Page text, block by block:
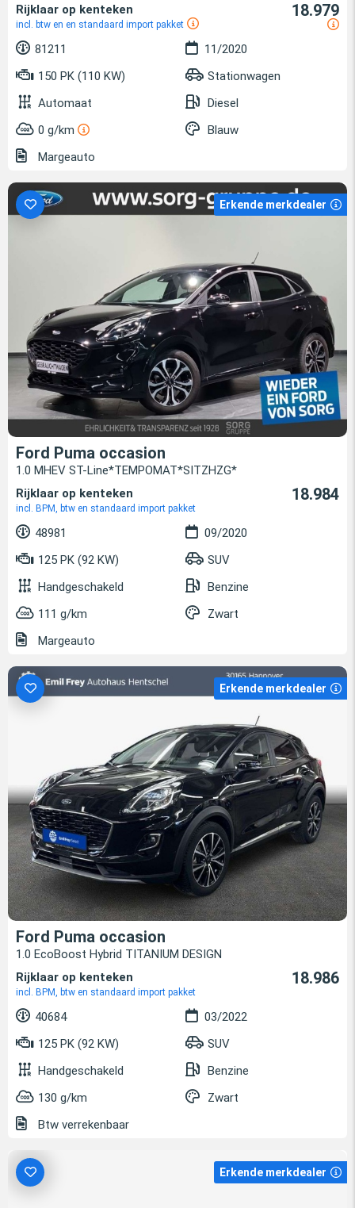
Rijklaar op kenteken
incl. btw en en standaard import pakket
18.979
81211
11/2020
150 PK (110 KW)
Stationwagen
Automaat
Diesel
0 g/km
Blauw
Margeauto
Erkende merkdealer
Ford Puma occasion
1.0 MHEV ST-Line*TEMPOMAT*SITZHZG*
Rijklaar op kenteken
incl. BPM, btw en standaard import pakket
18.984
48981
09/2020
125 PK (92 KW)
SUV
Handgeschakeld
Benzine
111 g/km
Zwart
Margeauto
Erkende merkdealer
Ford Puma occasion
1.0 EcoBoost Hybrid TITANIUM DESIGN
Rijklaar op kenteken
incl. BPM, btw en standaard import pakket
18.986
40684
03/2022
125 PK (92 KW)
SUV
Handgeschakeld
Benzine
130 g/km
Zwart
Btw verrekenbaar
Erkende merkdealer